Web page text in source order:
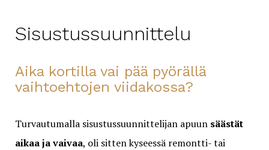
Sisustussuunnittelu
Aika kortilla vai pää pyörällä
vaihtoehtojen viidakossa?
Turvautumalla sisustussuunnittelijan apuun säästät
aikaa ja vaivaa, oli sitten kyseessä remontti- tai